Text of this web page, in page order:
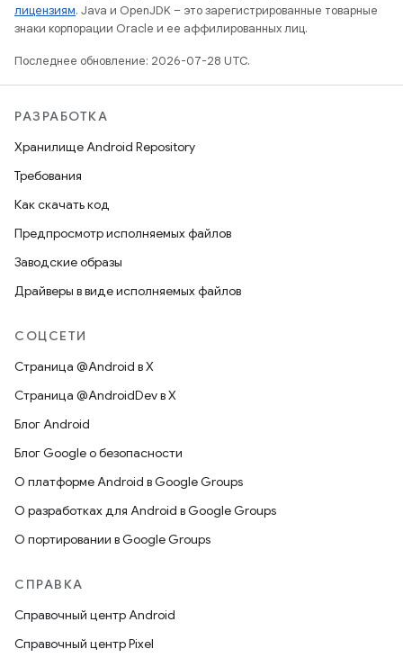
лицензиям. Java и OpenJDK – это зарегистрированные товарные
знаки корпорации Oracle и ее аффилированных лиц.
Последнее обновление: 2026-07-28 UTC.
РАЗРАБОТКА
Хранилище Android Repository
Требования
Как скачать код
Предпросмотр исполняемых файлов
Заводские образы
Драйверы в виде исполняемых файлов
СОЦСЕТИ
Страница @Android в X
Страница @AndroidDev в X
Блог Android
Блог Google о безопасности
О платформе Android в Google Groups
О разработках для Android в Google Groups
О портировании в Google Groups
СПРАВКА
Справочный центр Android
Справочный центр Pixel